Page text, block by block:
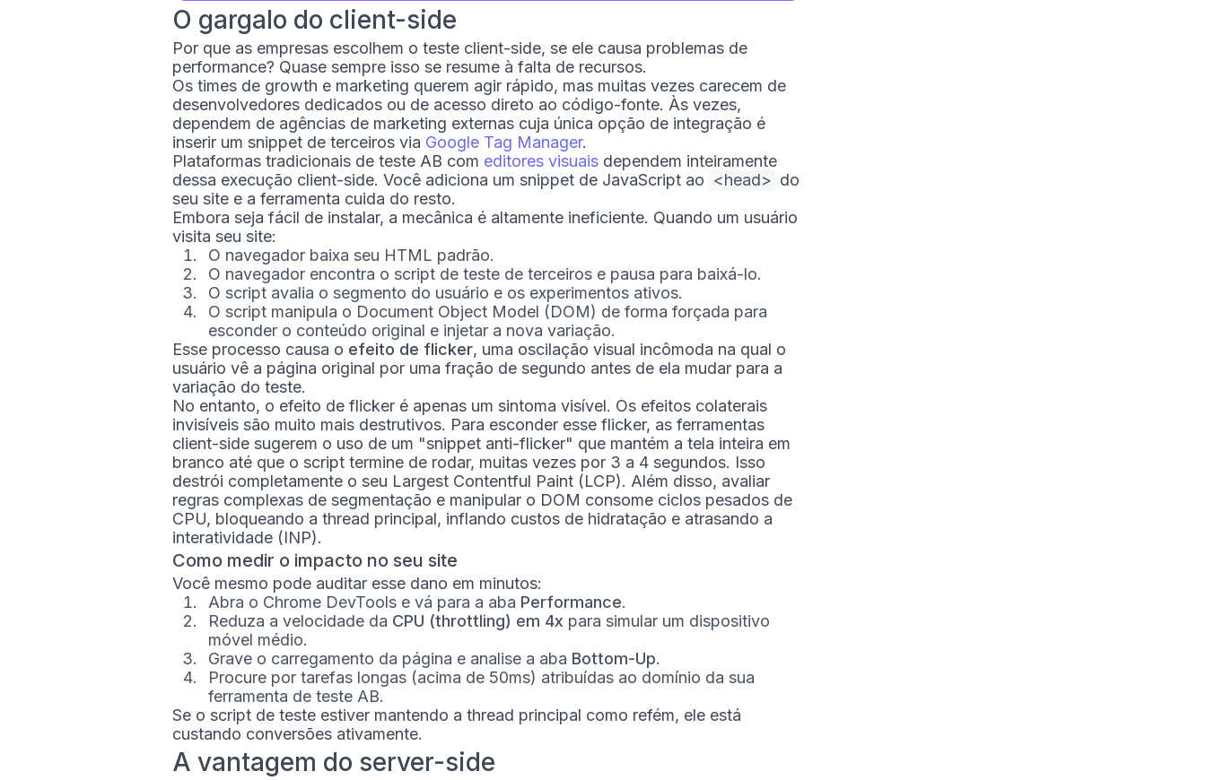
O gargalo do client-side
Por que as empresas escolhem o teste client-side, se ele causa problemas de
performance? Quase sempre isso se resume à falta de recursos.
Os times de growth e marketing querem agir rápido, mas muitas vezes carecem de
desenvolvedores dedicados ou de acesso direto ao código-fonte. Às vezes,
dependem de agências de marketing externas cuja única opção de integração é
inserir um snippet de terceiros via Google Tag Manager.
Plataformas tradicionais de teste AB com editores visuais dependem inteiramente
dessa execução client-side. Você adiciona um snippet de JavaScript ao <head> do
seu site e a ferramenta cuida do resto.
Embora seja fácil de instalar, a mecânica é altamente ineficiente. Quando um usuário
visita seu site:
O navegador baixa seu HTML padrão.
O navegador encontra o script de teste de terceiros e pausa para baixá-lo.
O script avalia o segmento do usuário e os experimentos ativos.
O script manipula o Document Object Model (DOM) de forma forçada para
esconder o conteúdo original e injetar a nova variação.
Esse processo causa o efeito de flicker, uma oscilação visual incômoda na qual o
usuário vê a página original por uma fração de segundo antes de ela mudar para a
variação do teste.
No entanto, o efeito de flicker é apenas um sintoma visível. Os efeitos colaterais
invisíveis são muito mais destrutivos. Para esconder esse flicker, as ferramentas
client-side sugerem o uso de um "snippet anti-flicker" que mantém a tela inteira em
branco até que o script termine de rodar, muitas vezes por 3 a 4 segundos. Isso
destrói completamente o seu Largest Contentful Paint (LCP). Além disso, avaliar
regras complexas de segmentação e manipular o DOM consome ciclos pesados de
CPU, bloqueando a thread principal, inflando custos de hidratação e atrasando a
interatividade (INP).
Como medir o impacto no seu site
Você mesmo pode auditar esse dano em minutos:
Abra o Chrome DevTools e vá para a aba Performance.
Reduza a velocidade da CPU (throttling) em 4x para simular um dispositivo
móvel médio.
Grave o carregamento da página e analise a aba Bottom-Up.
Procure por tarefas longas (acima de 50ms) atribuídas ao domínio da sua
ferramenta de teste AB.
Se o script de teste estiver mantendo a thread principal como refém, ele está
custando conversões ativamente.
A vantagem do server-side